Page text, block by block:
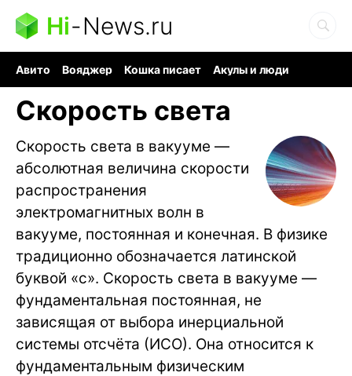
Hi-News.ru
Авито Вояджер Кошка писает
Акулы и люди
Скорость света
Скорость света в вакууме —
абсолютная величина скорости
распространения
электромагнитных волн в
вакууме, постоянная и конечная. В физике
традиционно обозначается латинской
буквой «c». Скорость света в вакууме —
фундаментальная постоянная, не
зависящая от выбора инерциальной
системы отсчёта (ИСО). Она относится к
фундаментальным физическим